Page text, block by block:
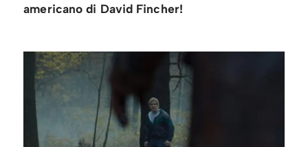
americano di David Fincher!